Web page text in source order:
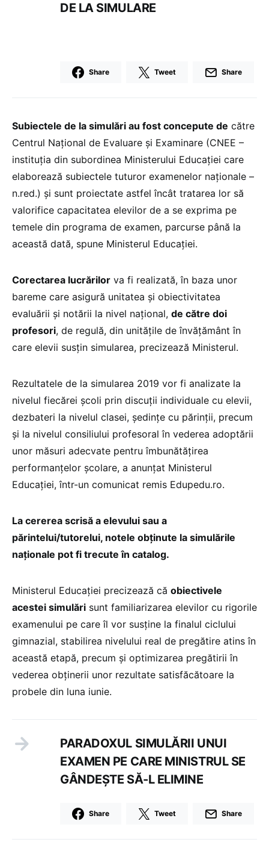
DE LA SIMULARE
Share Tweet Share
Subiectele de la simulări au fost concepute de către
Centrul Naţional de Evaluare şi Examinare (CNEE –
instituția din subordinea Ministerului Educației care
elaborează subiectele tuturor examenelor naționale –
n.red.) și sunt proiectate astfel încât tratarea lor să
valorifice capacitatea elevilor de a se exprima pe
temele din programa de examen, parcurse până la
această dată, spune Ministerul Educației.
Corectarea lucrărilor va fi realizată, în baza unor
bareme care asigură unitatea şi obiectivitatea
evaluării şi notării la nivel naţional, de către doi
profesori, de regulă, din unităţile de învăţământ în
care elevii susţin simularea, precizează Ministerul.
Rezultatele de la simularea 2019 vor fi analizate la
nivelul fiecărei școli prin discuții individuale cu elevii,
dezbateri la nivelul clasei, ședințe cu părinții, precum
și la nivelul consiliului profesoral în vederea adoptării
unor măsuri adecvate pentru îmbunătățirea
performanțelor școlare, a anunțat Ministerul
Educației, într-un comunicat remis Edupedu.ro.
La cererea scrisă a elevului sau a
părintelui/tutorelui, notele obținute la simulările
naționale pot fi trecute în catalog.
Ministerul Educației precizează că obiectivele
acestei simulări sunt familiarizarea elevilor cu rigorile
examenului pe care îl vor susţine la finalul ciclului
gimnazial, stabilirea nivelului real de pregătire atins în
această etapă, precum şi optimizarea pregătirii în
vederea obținerii unor rezultate satisfăcătoare la
probele din luna iunie.
PARADOXUL SIMULĂRII UNUI
EXAMEN PE CARE MINISTRUL SE
GÂNDEȘTE SĂ-L ELIMINE
Share Tweet Share